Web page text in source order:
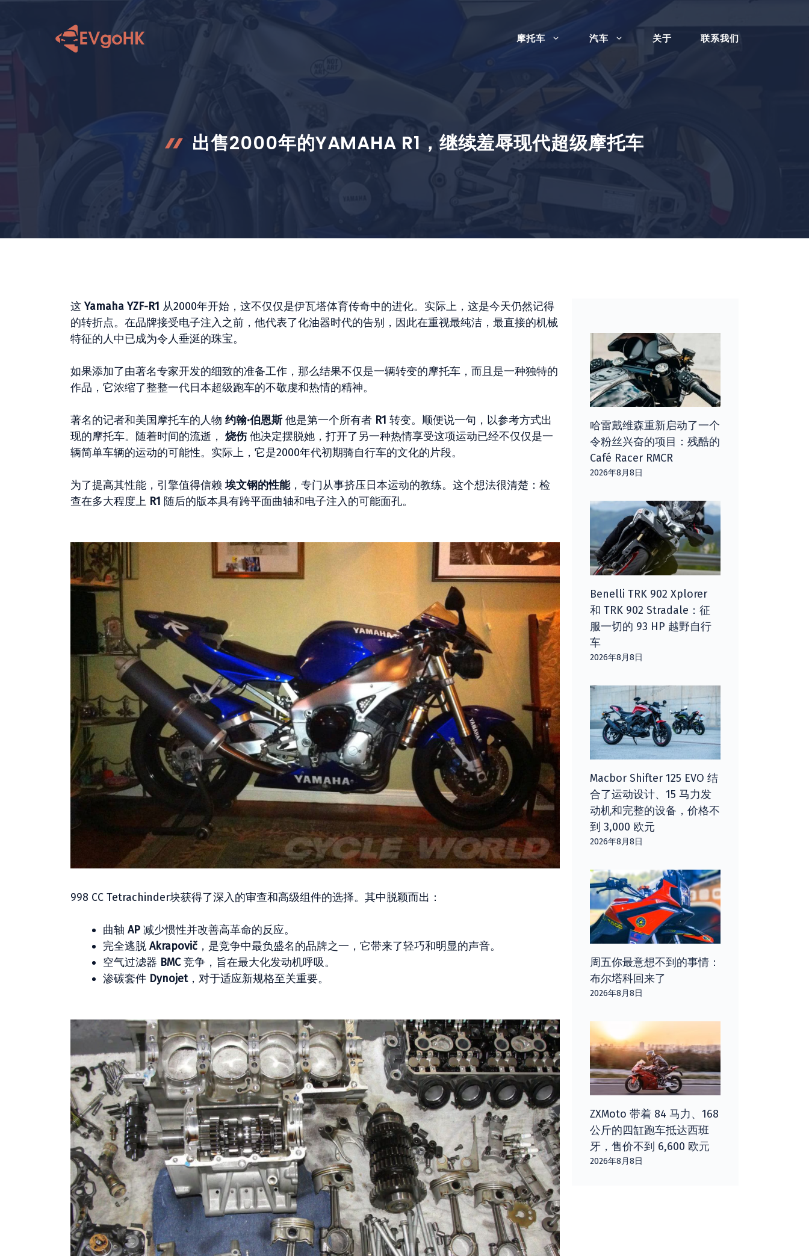
摩托车 汽车 关于 联系我们
出售2000年的YAMAHA R1，继续羞辱现代超级摩托车
这 Yamaha YZF-R1 从2000年开始，这不仅仅是伊瓦塔体育传奇中的进化。实际上，这是今天仍然记得
的转折点。在品牌接受电子注入之前，他代表了化油器时代的告别，因此在重视最纯洁，最直接的机械
特征的人中已成为令人垂涎的珠宝。
如果添加了由著名专家开发的细致的准备工作，那么结果不仅是一辆转变的摩托车，而且是一种独特的
作品，它浓缩了整整一代日本超级跑车的不敬虔和热情的精神。
著名的记者和美国摩托车的人物 约翰·伯恩斯他是第一个所有者 R1 转变。顺便说一句，以参考方式出
现的摩托车。随着时间的流逝， 烧伤他决定摆脱她，打开了另一种热情享受这项运动已经不仅仅是一
辆简单车辆的运动的可能性。实际上，它是2000年代初期骑自行车的文化的片段。
为了提高其性能，引擎值得信赖埃文钢的性能，专门从事挤压日本运动的教练。这个想法很清楚：检
查在多大程度上 R1 随后的版本具有跨平面曲轴和电子注入的可能面孔。
998 CC Tetrachinder块获得了深入的审查和高级组件的选择。其中脱颖而出：
曲轴 AP 减少惯性并改善高革命的反应。
完全逃脱 Akrapovič ，是竞争中最负盛名的品牌之一，它带来了轻巧和明显的声音。
空气过滤器 BMC竞争，旨在最大化发动机呼吸。
渗碳套件 Dynojet，对于适应新规格至关重要。
哈雷戴维森重新启动了一个
令粉丝兴奋的项目：残酷的
Café Racer RMCR
2026年8月8日
Benelli TRK 902 Xplorer
和 TRK 902 Stradale：征
服一切的 93 HP 越野自行
车
2026年8月8日
Macbor Shifter 125 EVO 结
合了运动设计、15 马力发
动机和完整的设备，价格不
到 3,000 欧元
2026年8月8日
周五你最意想不到的事情：
布尔塔科回来了
2026年8月8日
ZXMoto 带着 84 马力、168
公斤的四缸跑车抵达西班
牙，售价不到 6,600 欧元
2026年8月8日